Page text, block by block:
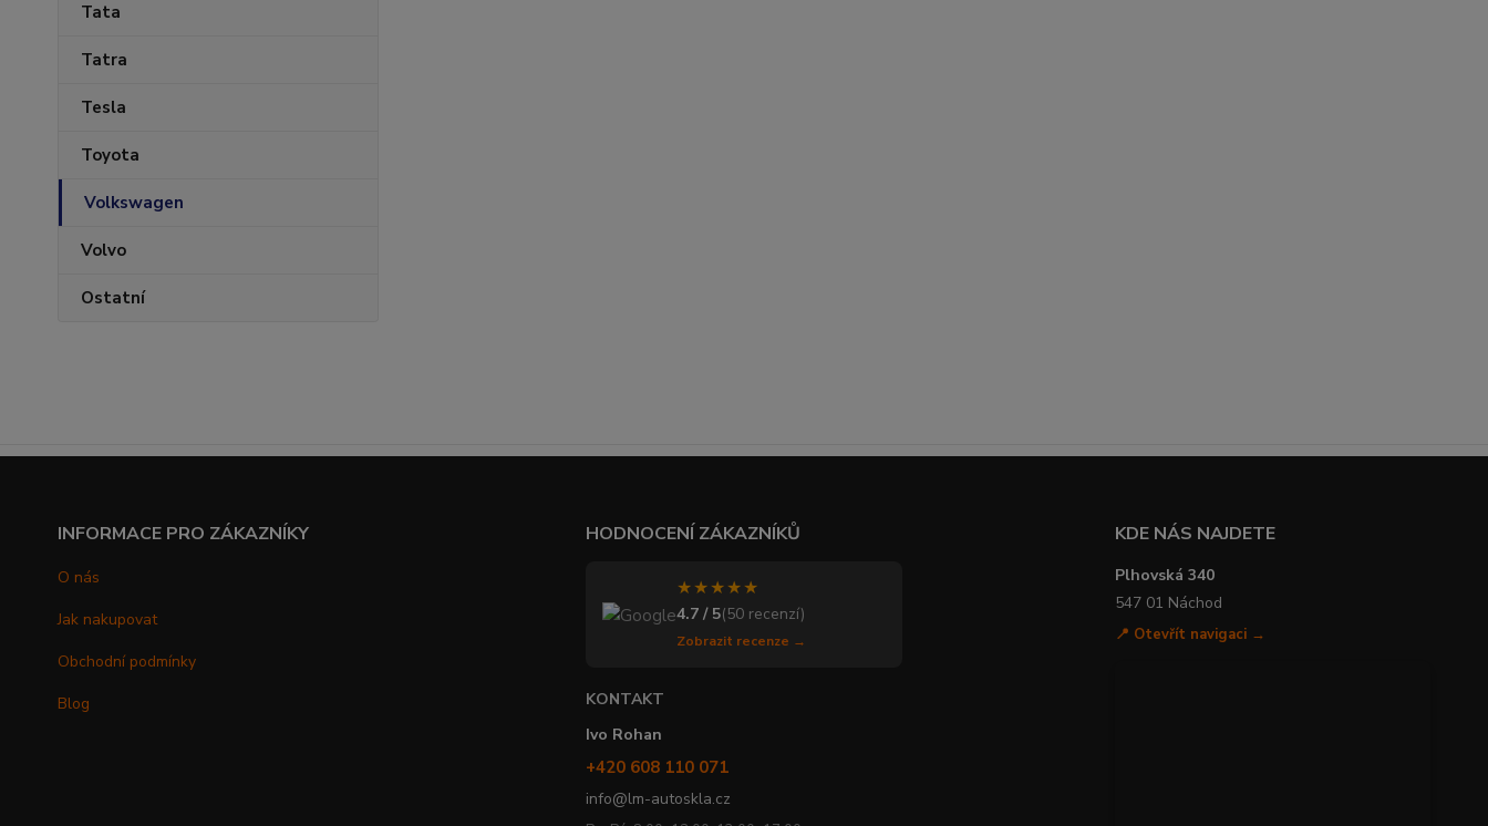
Tata
Tatra
Tesla
Toyota
Volkswagen
Volvo
Ostatní
INFORMACE PRO ZÁKAZNÍKY
O nás
Jak nakupovat
Obchodní podmínky
Blog
HODNOCENÍ ZÁKAZNÍKŮ
★★★★★
4.7 / 5(50 recenzí)
Zobrazit recenze →
KONTAKT
Ivo Rohan
+420 608 110 071
info@lm-autoskla.cz
KDE NÁS NAJDETE
Plhovská 340
547 01 Náchod
📍 Otevřít navigaci →